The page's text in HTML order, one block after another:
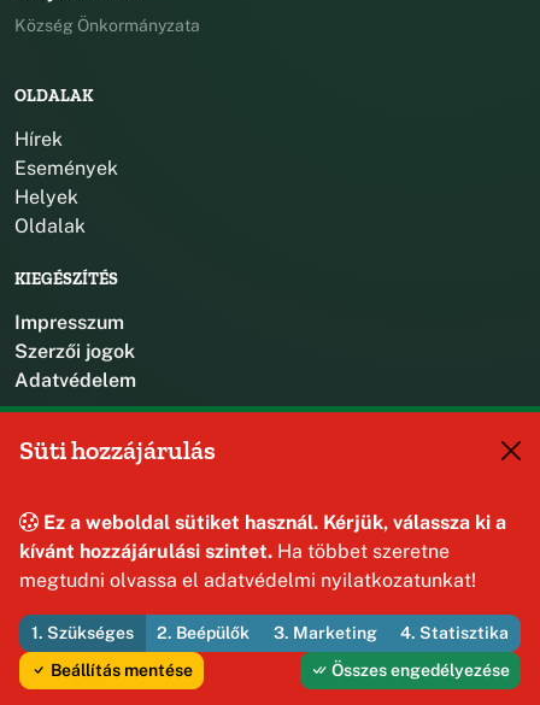
Község Önkormányzata
OLDALAK
Hírek
Események
Helyek
Oldalak
KIEGÉSZÍTÉS
Impresszum
Szerzői jogok
Adatvédelem
8192 Hajmáskér, Kossuth Lajos u. 31.
© 2026 Hajmáskér Község Önkormányzata — Minden jog
fenntartva
Fejleszti és üzemelteti az Útirány
Süti hozzájárulás
Ez a weboldal sütiket használ. Kérjük, válassza ki a
kívánt hozzájárulási szintet. Ha többet szeretne
megtudni olvassa el adatvédelmi nyilatkozatunkat!
1. Szükséges 2. Beépülők 3. Marketing
4. Statisztika
Beállítás mentése
Összes engedélyezése